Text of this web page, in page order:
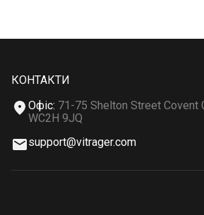
КОНТАКТИ
Офіс: 71-75 Shelton Street Covent
WC2H 9JQ
support@vitrager.com